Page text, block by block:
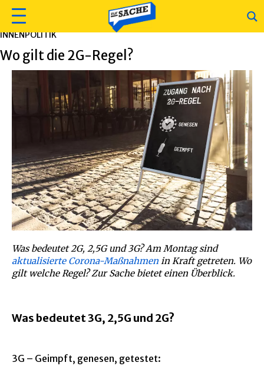
INNENPOLITIK
Wo gilt die 2G-Regel?
Was bedeutet 2G, 2,5G und 3G? Am Montag sind
aktualisierte Corona-Maßnahmen in Kraft getreten. Wo
gilt welche Regel? Zur Sache bietet einen Überblick.
Was bedeutet 3G, 2,5G und 2G?
3G – Geimpft, genesen, getestet: